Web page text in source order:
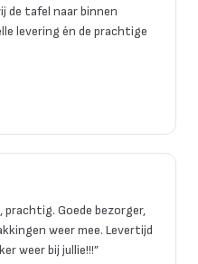
de tafel naar binnen
levering én de prachtige
Goede bezorger,
weer mee. Levertijd
weer bij jullie!!!”